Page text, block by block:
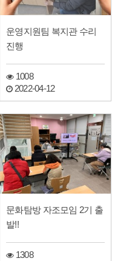
운영지원팀 복지관 수리
진행
1008
2022-04-12
문화탐방 자조모임 2기 출
발!!
1308